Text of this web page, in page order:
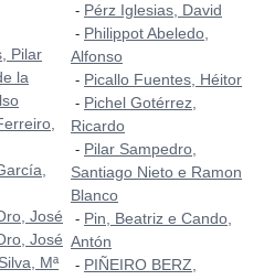
Pilar
la
José
José
Mª
- Pérz Iglesias, David
- Philippot Abeledo,
Alfonso
- Picallo Fuentes, Héitor
- Pichel Gotérrez,
Ricardo
- Pilar Sampedro,
Santiago Nieto e Ramon
Blanco
- Pin, Beatriz e Cando,
Antón
- PIÑEIRO BERZ,